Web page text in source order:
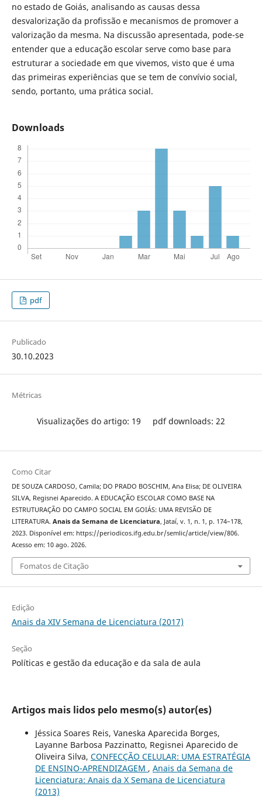
no estado de Goiás, analisando as causas dessa
desvalorização da profissão e mecanismos de promover a
valorização da mesma. Na discussão apresentada, pode-se
entender que a educação escolar serve como base para
estruturar a sociedade em que vivemos, visto que é uma
das primeiras experiências que se tem de convívio social,
sendo, portanto, uma prática social.
Downloads
pdf
Publicado
30.10.2023
Métricas
Visualizações do artigo: 19 pdf downloads: 22
Como Citar
DE SOUZA CARDOSO, Camila; DO PRADO BOSCHIM, Ana Elisa; DE OLIVEIRA
SILVA, Regisnei Aparecido. A EDUCAÇÃO ESCOLAR COMO BASE NA
ESTRUTURAÇÃO DO CAMPO SOCIAL EM GOIÁS: UMA REVISÃO DE
LITERATURA. Anais da Semana de Licenciatura, Jataí, v. 1, n. 1, p. 174–178,
2023. Disponível em: https://periodicos.ifg.edu.br/semlic/article/view/806.
Acesso em: 10 ago. 2026.
Fomatos de Citação
Edição
Anais da XIV Semana de Licenciatura (2017)
Seção
Políticas e gestão da educação e da sala de aula
Artigos mais lidos pelo mesmo(s) autor(es)
Jéssica Soares Reis, Vaneska Aparecida Borges,
Layanne Barbosa Pazzinatto, Regisnei Aparecido de
Oliveira Silva, CONFECÇÃO CELULAR: UMA ESTRATÉGIA
DE ENSINO-APRENDIZAGEM , Anais da Semana de
Licenciatura: Anais da X Semana de Licenciatura
(2013)